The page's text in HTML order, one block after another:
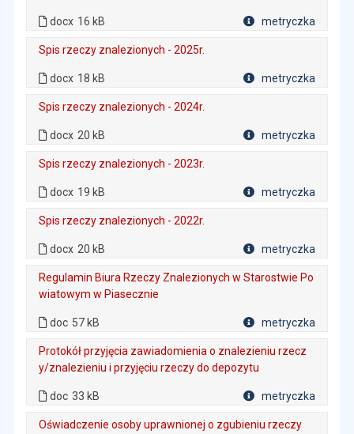
docx 16 kB metryczka
Spis rzeczy znalezionych - 2025r.
docx 18 kB metryczka
Spis rzeczy znalezionych - 2024r.
docx 20 kB metryczka
Spis rzeczy znalezionych - 2023r.
docx 19 kB metryczka
Spis rzeczy znalezionych - 2022r.
docx 20 kB metryczka
Regulamin Biura Rzeczy Znalezionych w Starostwie Po
wiatowym w Piasecznie
doc 57 kB metryczka
Protokół przyjęcia zawiadomienia o znalezieniu rzecz
y/znalezieniu i przyjęciu rzeczy do depozytu
doc 33 kB metryczka
Oświadczenie osoby uprawnionej o zgubieniu rzeczy